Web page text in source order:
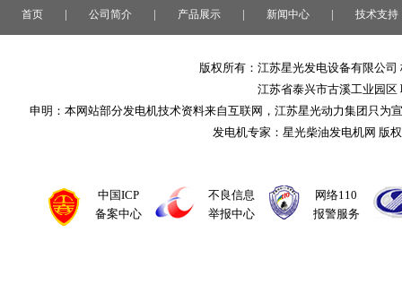
首页 | 公司简介 | 产品展示 | 新闻中心 | 技术支持
版权所有：江苏星光发电设备有限公司
江苏省泰兴市古溪工业园
申明：本网站部分发电机技术资料来自互联网，江苏星光动力集团只为
发电机专家：星光柴油发电机网 版
中国ICP
备案中心
不良信息
举报中心
网络110
报警服务